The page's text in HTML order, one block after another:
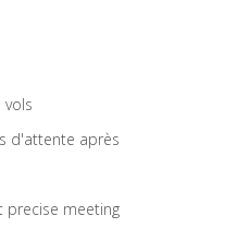
vols
d'attente après
precise meeting